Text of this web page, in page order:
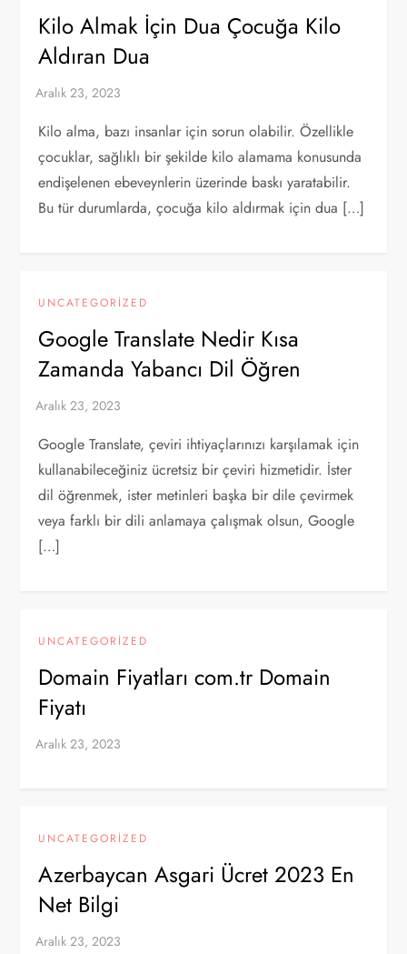
Kilo Almak İçin Dua Çocuğa Kilo
Aldıran Dua
Kilo alma, bazı insanlar için sorun olabilir. Özellikle
çocuklar, sağlıklı bir şekilde kilo alamama konusunda
endişelenen ebeveynlerin üzerinde baskı yaratabilir.
Bu tür durumlarda, çocuğa kilo aldırmak için dua […]
UNCATEGORIZED
Google Translate Nedir Kısa
Zamanda Yabancı Dil Öğren
Google Translate, çeviri ihtiyaçlarınızı karşılamak için
kullanabileceğiniz ücretsiz bir çeviri hizmetidir. İster
dil öğrenmek, ister metinleri başka bir dile çevirmek
veya farklı bir dili anlamaya çalışmak olsun, Google
[…]
UNCATEGORIZED
Domain Fiyatları com.tr Domain
Fiyatı
UNCATEGORIZED
Azerbaycan Asgari Ücret 2023 En
Net Bilgi